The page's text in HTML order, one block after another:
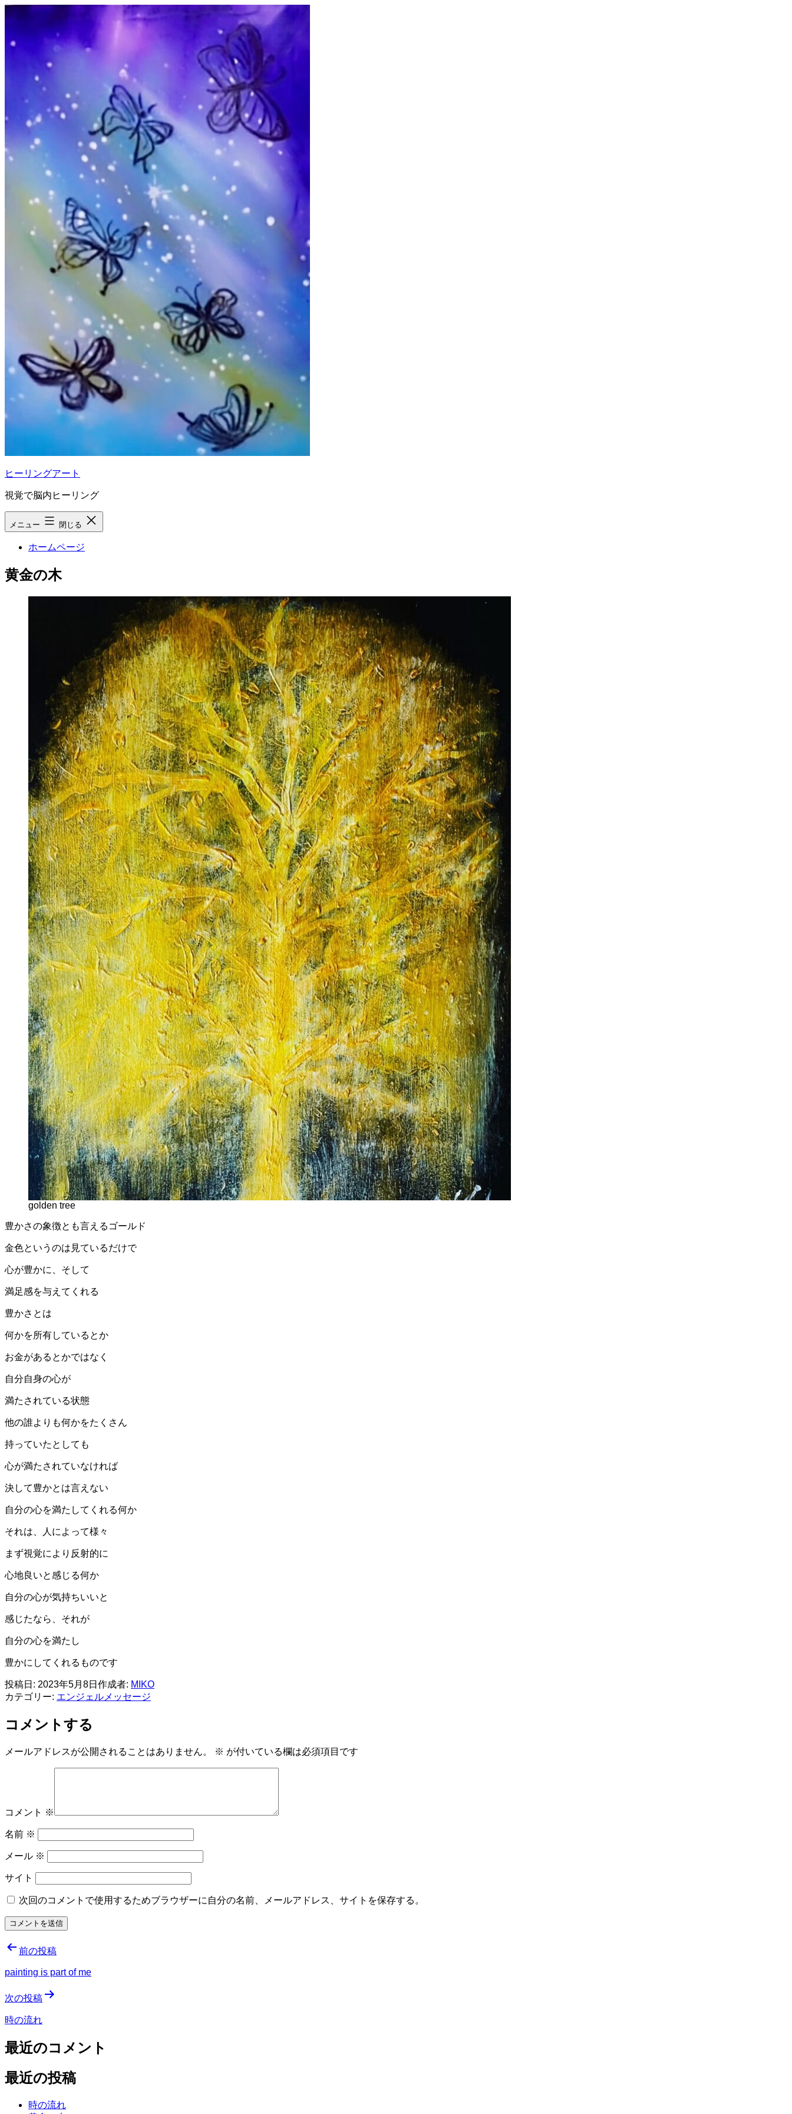
コ
ン
プ
ヒーリングアート
視覚で脳内ヒーリング
メニュー 閉じる
ホームページ
黄金の木
golden tree
豊かさの象徴とも言えるゴールド
金色というのは見ているだけで
心が豊かに、そして
満足感を与えてくれる
豊かさとは
何かを所有しているとか
お金があるとかではなく
自分自身の心が
満たされている状態
他の誰よりも何かをたくさん
持っていたとしても
心が満たされていなければ
決して豊かとは言えない
自分の心を満たしてくれる何か
それは、人によって様々
まず視覚により反射的に
心地良いと感じる何か
自分の心が気持ちいいと
感じたなら、それが
自分の心を満たし
豊かにしてくれるものです
投稿日: 2023年5月8日 作成者: MIKO
カテゴリー: エンジェルメッセージ
コメントする
メールアドレスが公開されることはありません。 ※ が付いている欄は必須項目です
コメント ※
名前 ※
メール ※
サイト
次回のコメントで使用するためブラウザーに自分の名前、メールアドレス、サイトを保存する。
投
稿
ビ
ゲ
ー
ョ
前の投稿
painting is part of me
次の投稿
時の流れ
最近のコメント
最近の投稿
時の流れ